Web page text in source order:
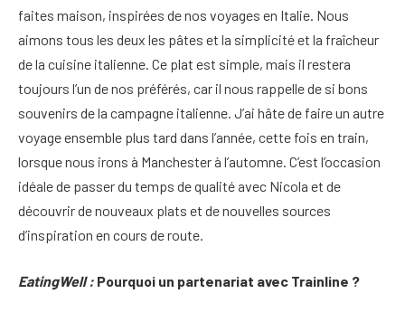
faites maison, inspirées de nos voyages en Italie. Nous
aimons tous les deux les pâtes et la simplicité et la fraîcheur
de la cuisine italienne. Ce plat est simple, mais il restera
toujours l’un de nos préférés, car il nous rappelle de si bons
souvenirs de la campagne italienne. J’ai hâte de faire un autre
voyage ensemble plus tard dans l’année, cette fois en train,
lorsque nous irons à Manchester à l’automne. C’est l’occasion
idéale de passer du temps de qualité avec Nicola et de
découvrir de nouveaux plats et de nouvelles sources
d’inspiration en cours de route.
EatingWell : Pourquoi un partenariat avec Trainline ?